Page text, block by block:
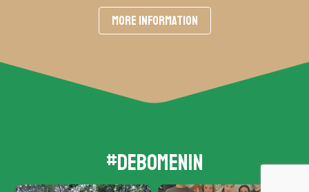
MORE INFORMATION
#debomenin